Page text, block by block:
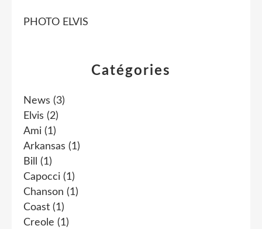
Catégories
News (3)
Elvis (2)
Ami (1)
Arkansas (1)
Bill
(1)
Capocci (1)
Chanson (1)
Coast (1)
Creole (1)
PHOTO ELVIS